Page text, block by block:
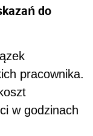
do
pracownika.
w godzinach